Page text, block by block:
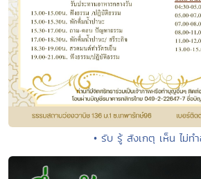
• รับ รู้ สังเกตุ เห็น ไม่ทำ